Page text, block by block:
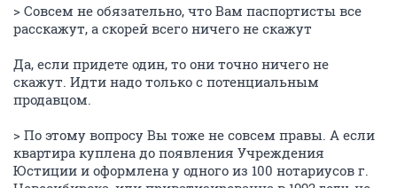
> Совсем не обязательно, что Вам паспортисты все
расскажут, а скорей всего ничего не скажут
Да, если придете один, то они точно ничего не
скажут. Идти надо только с потенциальным
продавцом.
> По этому вопросу Вы тоже не совсем правы. А если
квартира куплена до появления Учреждения
Юстиции и оформлена у одного из 100 нотариусов г.